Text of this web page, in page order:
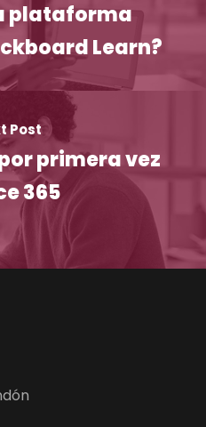
plataforma
Learn?
Post
primera vez
365